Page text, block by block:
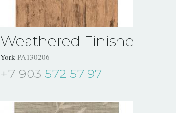
Weathered Finishes
York PA130206
+7 903 572 57 97